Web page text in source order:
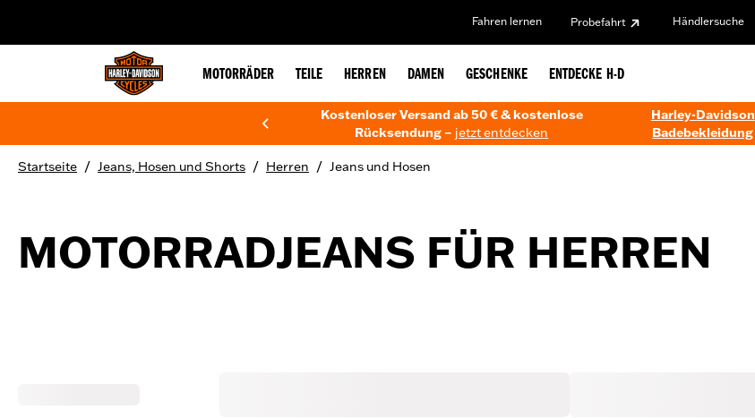
Fahren lernen Probefahrt Händlersuche
MOTORRÄDER TEILE HERREN DAMEN GESCHENKE ENTDECKE H-D
Kostenloser Versand ab 50 € & kostenlose
Rücksendung – jetzt entdecken
Harley-Davidson
Badebekleidung
Startseite / Jeans, Hosen und Shorts / Herren / Jeans und Hosen
MOTORRADJEANS FÜR HERREN